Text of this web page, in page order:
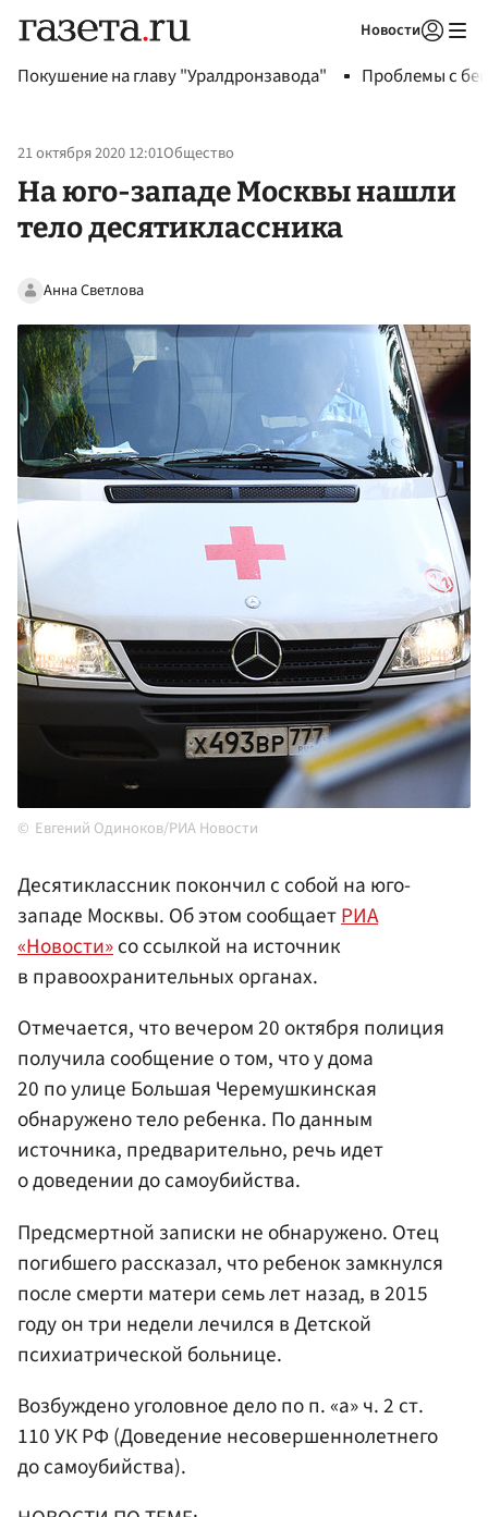
Новости
Покушение на главу "Уралдронзавода" Проблемы с
21 октября 2020 12:01Общество
На юго-западе Москвы нашли
тело десятиклассника
Анна Светлова
Евгений Одиноков/РИА Новости
Десятиклассник покончил с собой на юго-
западе Москвы. Об этом сообщаетРИА
«Новости»со ссылкой на источник
в правоохранительных органах.
Отмечается, что вечером 20 октября полиция
получила сообщение о том, что у дома
20 по улице Большая Черемушкинская
обнаружено тело ребенка. По данным
источника, предварительно, речь идет
о доведении до самоубийства.
Предсмертной записки не обнаружено. Отец
погибшего рассказал, что ребенок замкнулся
после смерти матери семь лет назад, в 2015
году он три недели лечился в Детской
психиатрической больнице.
Возбуждено уголовное дело по п. «а» ч. 2 ст.
110 УК РФ (Доведение несовершеннолетнего
до самоубийства).